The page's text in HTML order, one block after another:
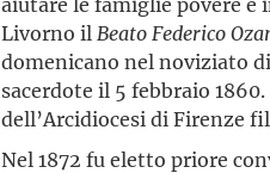
Livorno il Beato Federico
domenicano nel noviziato
sacerdote il 5 febbraio
dell’Arcidiocesi di Firenze
Nel 1872 fu eletto priore